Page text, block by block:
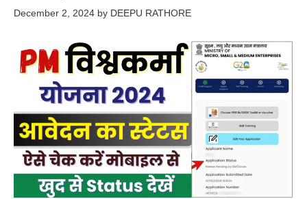
December 2, 2024 by DEEPU RATHORE